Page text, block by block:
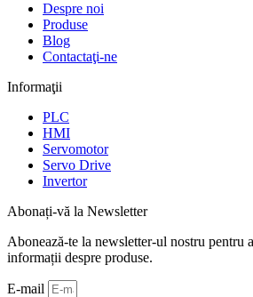
Despre noi
Produse
Blog
Contactaţi-ne
Informaţii
PLC
HMI
Servomotor
Servo Drive
Invertor
Abonați-vă la Newsletter
Abonează-te la newsletter-ul nostru pentru
informații despre produse.
E-mail